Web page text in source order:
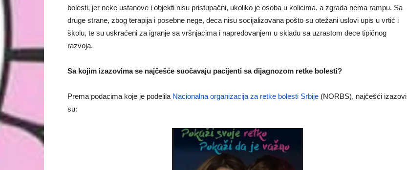
bolesti, jer neke ustanove i objekti nisu pristupačni, ukoliko je osoba u kolicima, a zgrada nema rampu. Sa
druge strane, zbog terapija i posebne nege, deca nisu socijalizovana pošto su otežani uslovi upis u vrtić i
školu, te su uskraćeni za igranje sa vršnjacima i napredovanjem u skladu sa uzrastom dece tipičnog
razvoja.
Sa kojim izazovima se najčešće suočavaju pacijenti sa dijagnozom retke bolesti?
Prema podacima koje je podelila Nacionalna organizacija za retke bolesti Srbije (NORBS), najčešći izazovi
su: